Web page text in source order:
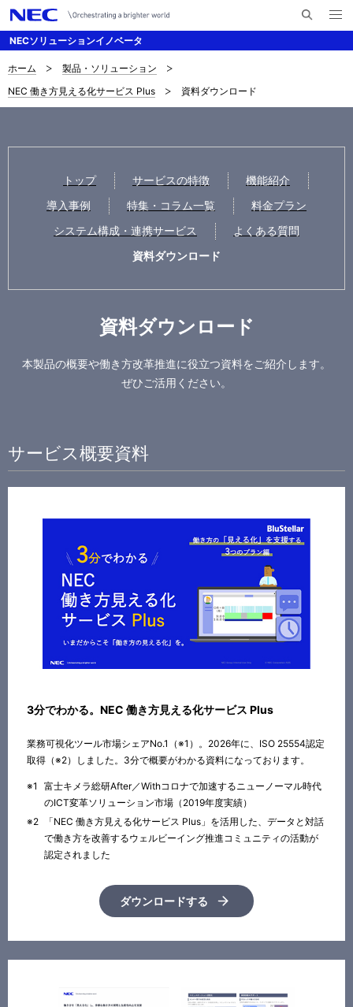
NECソリューションイノベータ
メ
ニ
ナ
ビ
ー
サ
イ
ホーム
製品・ソリューション
NEC 働き方見える化サービス Plus
資料ダウンロード
トップ サービスの特徴
機能紹介
導入事例
特集・コラム一覧
料金プラン
システム構成・連携サービス
よくある質問
資料ダウンロード
資料ダウンロード
本製品の概要や働き方改革推進に役立つ資料をご紹介します。
ぜひご活用ください。
サービス概要資料
3分でわかる。NEC 働き方見える化サービス Plus
業務可視化ツール市場シェアNo.1（※1）。2026年に、ISO 25554認定
取得（※2）しました。3分で概要がわかる資料になっております。
※1
富士キメラ総研After／Withコロナで加速するニューノーマル時代
のICT変革ソリューション市場（2019年度実績）
※2
「NEC 働き方見える化サービス Plus」を活用した、データと対話
で働き方を改善するウェルビーイング推進コミュニティの活動が
認定されました
ダウンロードする